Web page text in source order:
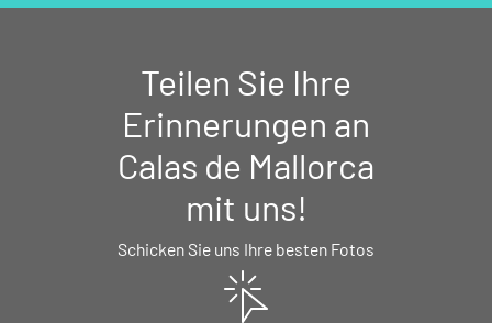
Teilen Sie Ihre
Erinnerungen an
Calas de Mallorca
mit uns!
Schicken Sie uns Ihre besten Fotos